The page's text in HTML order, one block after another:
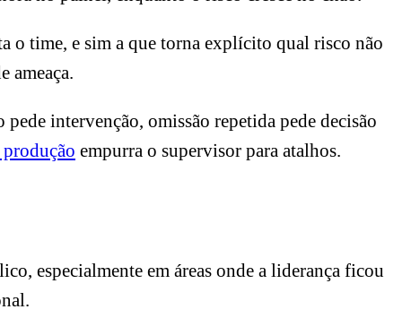
o time, e sim a que torna explícito qual risco não
ameaça.
intervenção, omissão repetida pede decisão
empurra o supervisor para atalhos.
especialmente em áreas onde a liderança ficou